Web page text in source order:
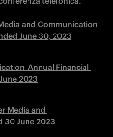
and Communication
June 30, 2023
Financial
2023
Media and
30 June 2023